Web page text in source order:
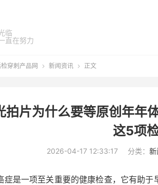
临
直在努力
穿刺产品网  新闻资讯  正文
拍片为什么要等原创年年
这5项
2026-04-17 12:33:17 分类： 新
症是一项至关重要的健康检查，它有助